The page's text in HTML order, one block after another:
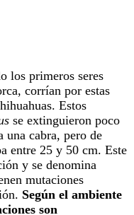
los primeros seres
corrían por estas
Estos
se extinguieron poco
una cabra, pero de
entre 25 y 50 cm. Este
y se denomina
mutaciones
Según el ambiente
son